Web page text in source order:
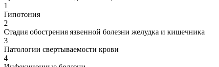
1
Гипотония
2
Стадия обострения язвенной болезни желудка и кишечника
3
Патологии свертываемости крови
4